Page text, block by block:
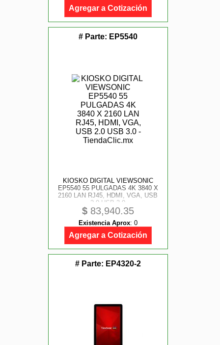
Agregar a Cotización
# Parte: EP5540
KIOSKO DIGITAL VIEWSONIC
EP5540 55 PULGADAS 4K 3840 X
2160 LAN RJ45, HDMI, VGA, USB
2.0 USB 3.0
$ 83,940.35
Existencia Aprox: 0
Agregar a Cotización
# Parte: EP4320-2